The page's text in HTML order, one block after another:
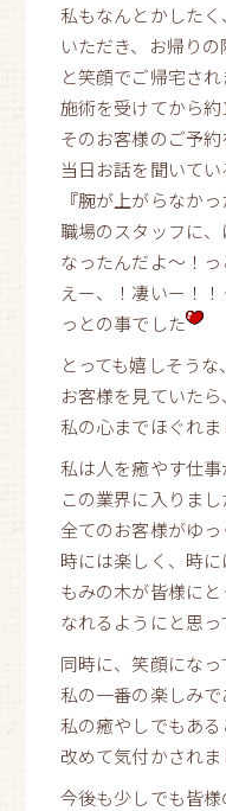
私もなんとかした
いただき、お帰り
と笑顔でご帰宅され
施術を受けてから
そのお客様のご予約
当日お話を聞いてい
『腕が上がらなかっ
職場のスタッフに
なったんだよ〜！っ
えー、！凄いー！！
っとの事でした
とっても嬉しそう
お客様を見ていたら
私の心までほぐれま
私は人を癒やす仕事
この業界に入りまし
全てのお客様がゆっ
時には楽しく、時に
もみの木が皆様に
なれるようにと思
同時に、笑顔にな
私の一番の楽しみで
私の癒やしでもあ
改めて気付かされま
今後も少しでも皆様